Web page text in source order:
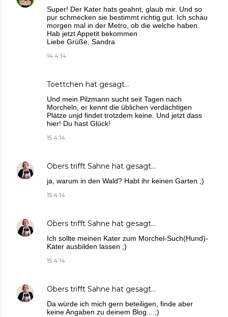
Super! Der Kater hats geahnt, glaub mir. Und so
pur schmecken sie bestimmt richtig gut. Ich schau
morgen mal in der Metro, ob die welche haben.
Hab jetzt Appetit bekommen
Liebe Grüße, Sandra
14.4.14
Toettchen hat gesagt…
Und mein Pilzmann sucht seit Tagen nach
Morcheln, er kennt die üblichen verdächtigen
Plätze unjd findet trotzdem keine. Und jetzt dass
hier! Du hast Glück!
15.4.14
Obers trifft Sahne hat gesagt…
ja, warum in den Wald? Habt ihr keinen Garten ;)
15.4.14
Obers trifft Sahne hat gesagt…
Ich sollte meinen Kater zum Morchel-Such(Hund)-
Kater ausbilden lassen ;)
15.4.14
Obers trifft Sahne hat gesagt…
Da würde ich mich gern beteiligen, finde aber
keine Angaben zu deinem Blog....;)